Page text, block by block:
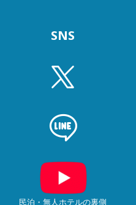
SNS
民泊・無人ホテルの裏側